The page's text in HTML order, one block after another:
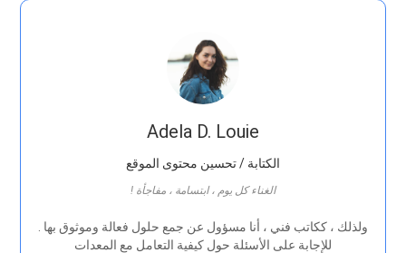
Adela D. Louie
الكتابة / تحسين محتوى الموقع
! الغناء كل يوم ، ابتسامة ، مفاجأة
للإجابة على الأسئلة حول كيفية التعامل مع المعدات